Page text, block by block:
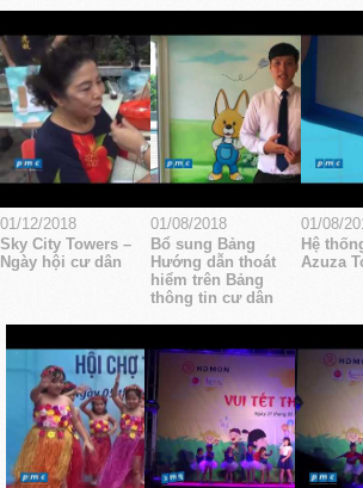
01/12/2018
Sky City Towers –
Ngày hội cư dân
01/08/2018
Bổ sung Bảng
Hướng dẫn thoát
hiểm trên Bảng
thông tin cư dân
01/08/
Hệ
Azuza